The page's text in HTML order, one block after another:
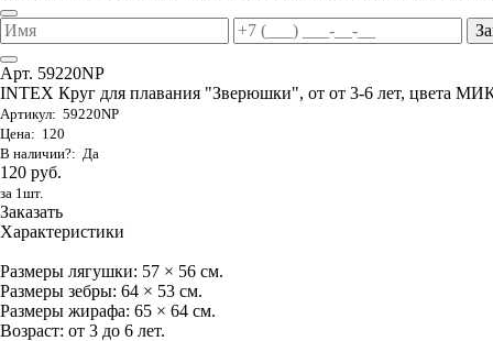
Арт. 59220NP
INTEX Круг для плавания "Зверюшки", от от 3-6 лет, цвета
Артикул: 59220NP
Цена: 120
В наличии?: Да
120 руб.
за 1шт.
Заказать
Характеристики
Размеры лягушки: 57 × 56 см.
Размеры зебры: 64 × 53 см.
Размеры жирафа: 65 × 64 см.
Возраст: от 3 до 6 лет.